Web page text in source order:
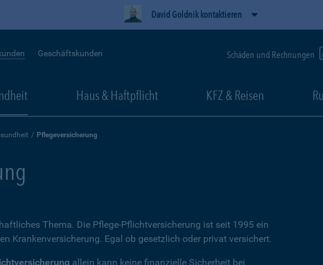
David Goldnik kontaktieren
Geschäftskunden Schäden und Rechnungen
Haus & Haftpflicht KFZ & Reisen
Pflegeversicherung
Thema. Die Pflege-Pflichtversicherung ist seit 1995 ein
Krankenversicherung. Egal ob gesetzlich oder privat versichert.
allein kann keine finanzielle Sicherheit bei